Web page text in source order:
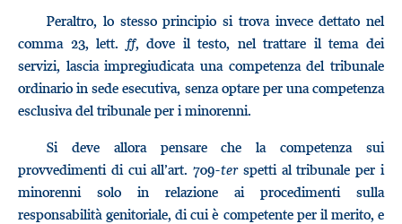
Peraltro, lo stesso principio si trova invece dettato nel
comma 23, lett. ff, dove il testo, nel trattare il tema dei
servizi, lascia impregiudicata una competenza del tribunale
ordinario in sede esecutiva, senza optare per una competenza
esclusiva del tribunale per i minorenni.
Si deve allora pensare che la competenza sui
provvedimenti di cui all’art. 709-terspetti al tribunale per i
minorenni solo in relazione ai procedimenti sulla
responsabilità genitoriale, di cui è competente per il merito, e